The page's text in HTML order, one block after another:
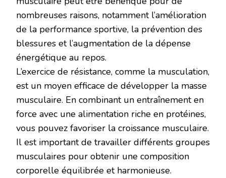
nombreuses raisons, notamment l’amélioration
de la performance sportive, la prévention des
blessures et l’augmentation de la dépense
énergétique au repos.
L’exercice de résistance, comme la musculation,
est un moyen efficace de développer la masse
musculaire. En combinant un entraînement en
force avec une alimentation riche en protéines,
vous pouvez favoriser la croissance musculaire.
Il est important de travailler différents groupes
musculaires pour obtenir une composition
corporelle équilibrée et harmonieuse.